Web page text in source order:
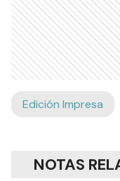
Edición Impresa
NOTAS